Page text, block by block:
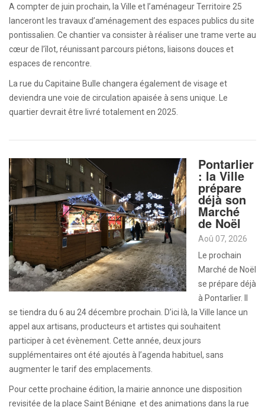
A compter de juin prochain, la Ville et l’aménageur Territoire 25
lanceront les travaux d’aménagement des espaces publics du site
pontissalien. Ce chantier va consister à réaliser une trame verte au
cœur de l’îlot, réunissant parcours piétons, liaisons douces et
espaces de rencontre.
La rue du Capitaine Bulle changera également de visage et
deviendra une voie de circulation apaisée à sens unique. Le
quartier devrait être livré totalement en 2025.
Pontarlier
: la Ville
prépare
déjà son
Marché
de Noël
Aoû 07, 2026
Le prochain
Marché de Noël
se prépare déjà
à Pontarlier. Il
se tiendra du 6 au 24 décembre prochain. D’ici là, la Ville lance un
appel aux artisans, producteurs et artistes qui souhaitent
participer à cet évènement. Cette année, deux jours
supplémentaires ont été ajoutés à l’agenda habituel, sans
augmenter le tarif des emplacements.
Pour cette prochaine édition, la mairie annonce une disposition
revisitée de la place Saint Bénigne et des animations dans la rue